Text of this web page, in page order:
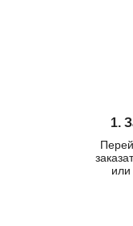
1.
или